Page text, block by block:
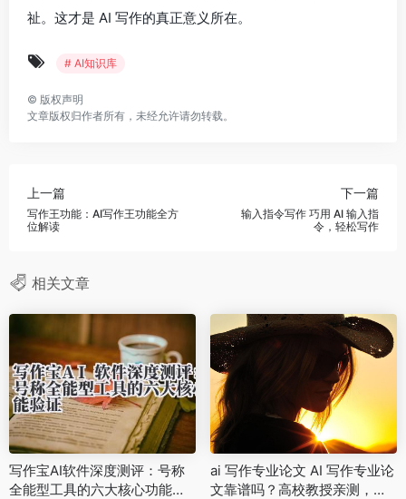
祉。这才是 AI 写作的真正意义所在。
# AI知识库
© 版权声明
文章版权归作者所有，未经允许请勿转载。
上一篇
写作王功能：AI写作王功能全方
位解读
下一篇
输入指令写作 巧用 AI 输入指
令，轻松写作
相关文章
写作宝AI软件深度测评：号称
全能型工具的六大核心功能验
ai 写作专业论文 AI 写作专业论
文靠谱吗？高校教授亲测，这